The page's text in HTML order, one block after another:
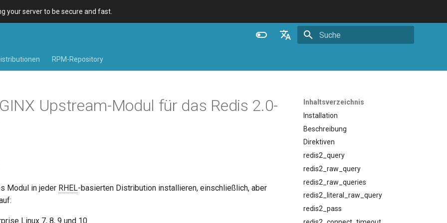
your server to be secure and fast.
Deutsch
RPM-Repository
Inhaltsverzeichnis
Installation
Beschreibung
Direktiven
redis2_query
redis2_raw_query
redis2_raw_queries
redis2_literal_raw_query
redis2_pass
Upstream-Modul für das Redis 2.0-
Modul in jeder RHEL-basierten Distribution installieren, einschließlich, aber
Linux 7, 8, 9 und 10